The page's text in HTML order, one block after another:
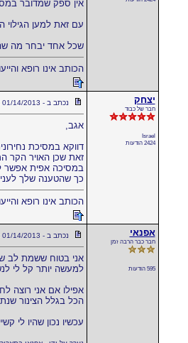
אין ספק שמדובר
עם זאת למען
שכל אחד יבחר מה
הכותב אינו רופא
יצחק
חבר של כבוד
Israel
2424 הודעות
נכתב ב - 01/14/2013 : 09:27:47
אגב,
דווקא במסיכת
זאת שכן האויר הקר
במסיכה אפית אפשר
כך שהטענה שלך
הכותב אינו רופא
אפנאי
חבר כבר הרבה זמן
595 הודעות
נכתב ב - 01/14/2013 : 09:44:27
אני בטוח ששמת לב
למעשה יותר קל לי
אפילו אם אני רוצה
הכל בגלל הצינור
עכשיו נכון שהיו לי